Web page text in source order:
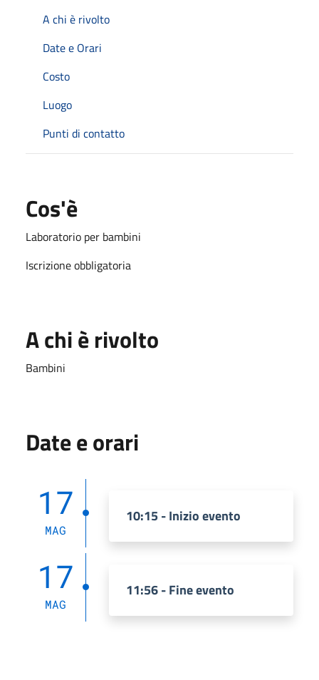
A chi è rivolto
Date e Orari
Costo
Luogo
Punti di contatto
Cos'è
Laboratorio per bambini
Iscrizione obbligatoria
A chi è rivolto
Bambini
Date e orari
17
MAG
10:15 - Inizio evento
17
MAG
11:56 - Fine evento